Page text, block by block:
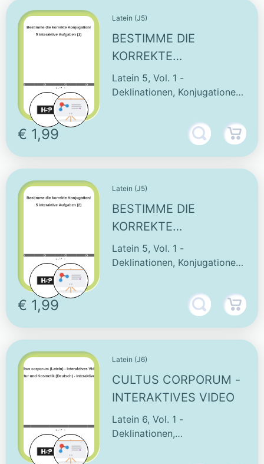
Latein (J5)
BESTIMME DIE
KORREKTE
KONJUGATION - 5
INTERAKTIVE
Latein 5, Vol. 1 -
Deklinationen, Konjugationen
€ 1,99
Latein (J5)
BESTIMME DIE
KORREKTE
KONJUGATION - 5
INTERAKTIVE
Latein 5, Vol. 1 -
Deklinationen, Konjugationen
€ 1,99
Latein (J6)
CULTUS CORPORUM -
INTERAKTIVES VIDEO
Latein 6, Vol. 1 -
Deklinationen,